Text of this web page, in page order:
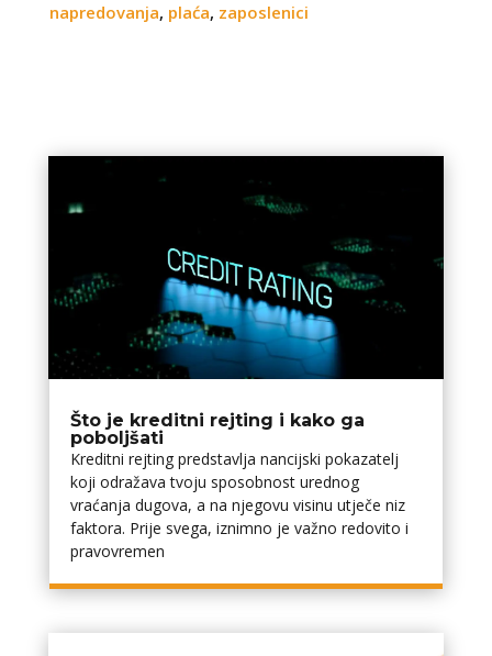
napredovanja, plaća, zaposlenici
Što je kreditni rejting i kako ga
poboljšati
Kreditni rejting predstavlja financijski pokazatelj
koji odražava tvoju sposobnost urednog
vraćanja dugova, a na njegovu visinu utječe niz
faktora. Prije svega, iznimno je važno redovito i
pravovremen